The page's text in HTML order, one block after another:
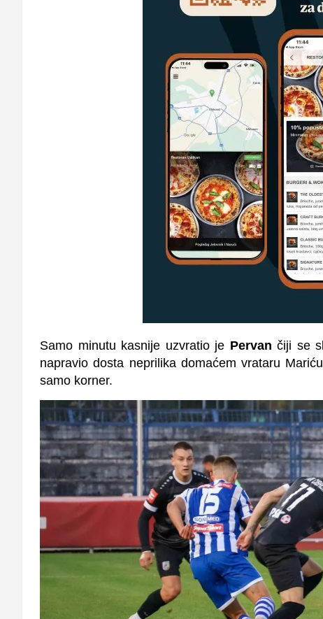
Samo minutu kasnije uzvratio je Pervančiji se
napravio dosta neprilika domaćem vrataru
samo korner.